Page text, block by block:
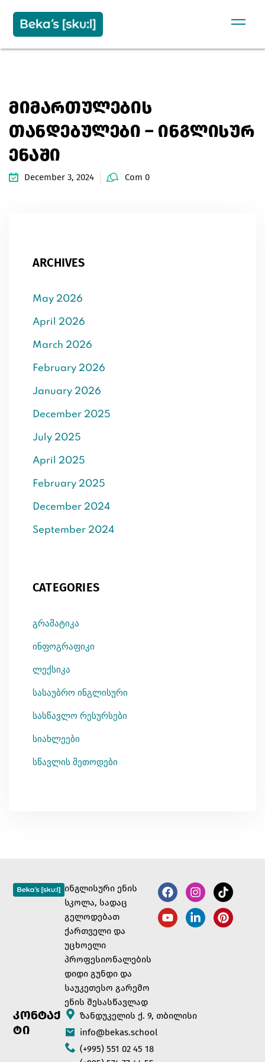
ᲛᲘᲛᲐᲠᲗᲣᲚᲔᲑᲘᲡ
ᲗᲐᲜᲓᲔᲑᲣᲚᲔᲑᲘ – ᲘᲜᲒᲚᲘᲡᲣᲠ
ᲔᲜᲐᲨᲘ
December 3, 2024 Com 0
ARCHIVES
May 2026
April 2026
March 2026
February 2026
January 2026
December 2025
July 2025
April 2025
February 2025
December 2024
September 2024
CATEGORIES
გრამატიკა
ინფოგრაფიკი
ლექსიკა
სასაუბრო ინგლისური
სასწავლო რესურსები
სიახლეები
სწავლის მეთოდები
ინგლისური ენის
სკოლა, სადაც
გელოდებათ
ქართველი და
უცხოელი
პროფესიონალების
დიდი გუნდი და
საუკეთესო გარემო
ენის შესასწავლად
ᲙᲝᲜᲢᲐᲥ
ᲢᲘ
ზანდუკელის ქ. 9, თბილისი
info@bekas.school
(+995) 551 02 45 18
Sign in
Already have an account?